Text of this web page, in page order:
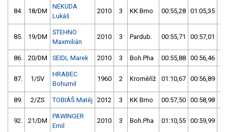
84. 18/DM
NEKUDA
Lukáš
2010 3 KK Brno 00:55,28 01:05,35
85. 19/DM
STEHNO
Maxmilián
2010 3 Pardub. 00:55,71 00:57,01
86. 20/DM SEIDL Marek 2010 3 Boh.Pha 00:55,88 00:56,46
87. 1/SV
HRABEC
Bohumil
1960 2 Kroměříž 01:10,67 00:56,89
89. 2/ZS TOBIÁŠ Matěj 2012 3 KK Brno 00:57,50 00:58,98
92. 21/DM
PAWINGER
Emil
2010 3 Boh.Pha 01:10,55 00:59,99